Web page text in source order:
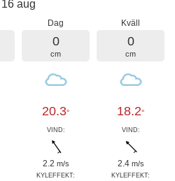
16 aug
Dag
0
cm
20.3°
VIND:
2.2 m/s
KYLEFFEKT:
Kväll
0
cm
18.2°
VIND:
2.4 m/s
KYLEFFEKT: